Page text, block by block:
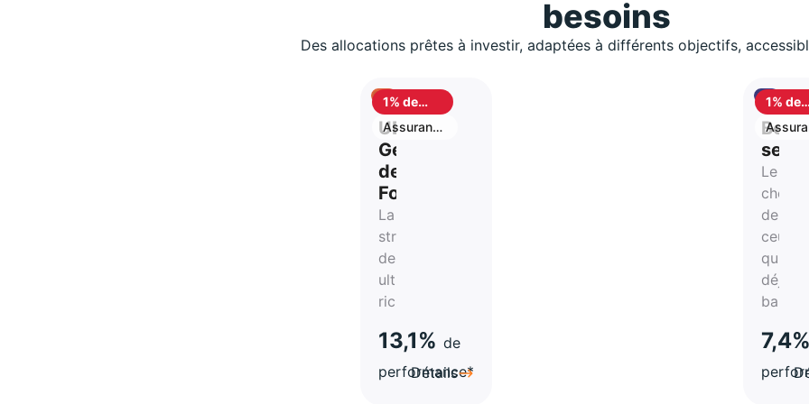
besoins
Des allocations prêtes à investir, adaptées à différents objectifs,
1% de
cashback
Assurance
vie
UBS
Gestion
de
Fortune
La
stratégie
des
ultra-
riches
13,1% de
performance*
Détails
1% de
vie
Best-
seller
Le
choix
de
ceux
qui ont
déjà
basculé
7,4%